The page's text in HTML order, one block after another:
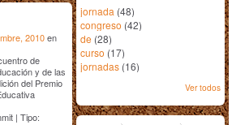
2010en
de
y de las
del Premio
| Tipo:
jornada (48)
congreso (42)
de (28)
curso (17)
jornadas (16)
Ver todos
junio 2010